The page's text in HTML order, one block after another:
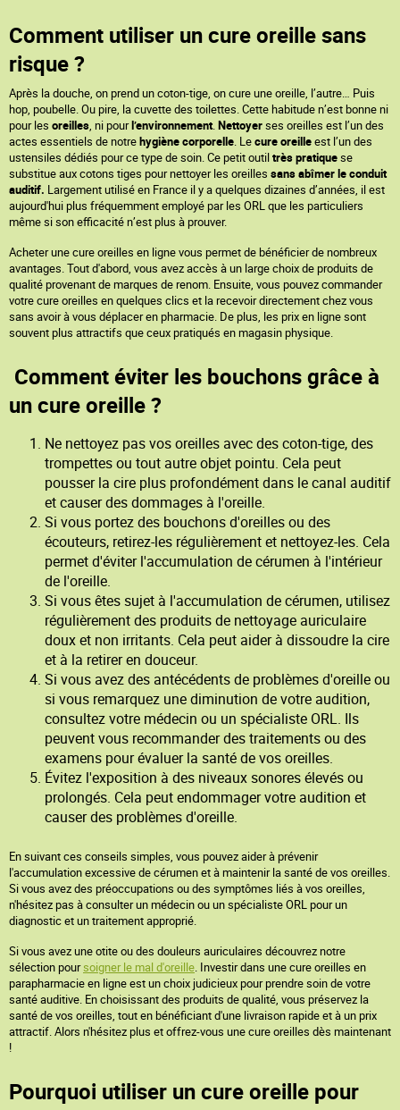
Comment utiliser un cure oreille sans
risque ?
Après la douche, on prend un coton-tige, on cure une oreille, l’autre… Puis
hop, poubelle. Ou pire, la cuvette des toilettes. Cette habitude n’est bonne ni
pour les oreilles, ni pourl’environnement.Nettoyerses oreilles est l’un des
actes essentiels de notrehygiène corporelle. Lecure oreilleest l’un des
ustensiles dédiés pour ce type de soin. Ce petit outiltrès pratiquese
substitue aux cotons tiges pour nettoyer les oreilles sans abîmer le conduit
auditif. Largement utilisé en France il y a quelques dizaines d’années, il est
aujourd'hui plus fréquemment employé par les ORL que les particuliers
même si son efficacité n’est plus à prouver.
Acheter une cure oreilles en ligne vous permet de bénéficier de nombreux
avantages. Tout d'abord, vous avez accès à un large choix de produits de
qualité provenant de marques de renom. Ensuite, vous pouvez commander
votre cure oreilles en quelques clics et la recevoir directement chez vous
sans avoir à vous déplacer en pharmacie. De plus, les prix en ligne sont
souvent plus attractifs que ceux pratiqués en magasin physique.
Comment éviter les bouchons grâce à
un cure oreille ?
Ne nettoyez pas vos oreilles avec des coton-tige, des
trompettes ou tout autre objet pointu. Cela peut
pousser la cire plus profondément dans le canal auditif
et causer des dommages à l'oreille.
Si vous portez des bouchons d'oreilles ou des
écouteurs, retirez-les régulièrement et nettoyez-les. Cela
permet d'éviter l'accumulation de cérumen à l'intérieur
de l'oreille.
Si vous êtes sujet à l'accumulation de cérumen, utilisez
régulièrement des produits de nettoyage auriculaire
doux et non irritants. Cela peut aider à dissoudre la cire
et à la retirer en douceur.
Si vous avez des antécédents de problèmes d'oreille ou
si vous remarquez une diminution de votre audition,
consultez votre médecin ou un spécialiste ORL. Ils
peuvent vous recommander des traitements ou des
examens pour évaluer la santé de vos oreilles.
Évitez l'exposition à des niveaux sonores élevés ou
prolongés. Cela peut endommager votre audition et
causer des problèmes d'oreille.
En suivant ces conseils simples, vous pouvez aider à prévenir
l'accumulation excessive de cérumen et à maintenir la santé de vos oreilles.
Si vous avez des préoccupations ou des symptômes liés à vos oreilles,
n'hésitez pas à consulter un médecin ou un spécialiste ORL pour un
diagnostic et un traitement approprié.
Si vous avez une otite ou des douleurs auriculaires découvrez notre
sélection poursoigner le mal d'oreille. Investir dans une cure oreilles en
parapharmacie en ligne est un choix judicieux pour prendre soin de votre
santé auditive. En choisissant des produits de qualité, vous préservez la
santé de vos oreilles, tout en bénéficiant d'une livraison rapide et à un prix
attractif. Alors n'hésitez plus et offrez-vous une cure oreilles dès maintenant
!
Pourquoi utiliser un cure oreille pour